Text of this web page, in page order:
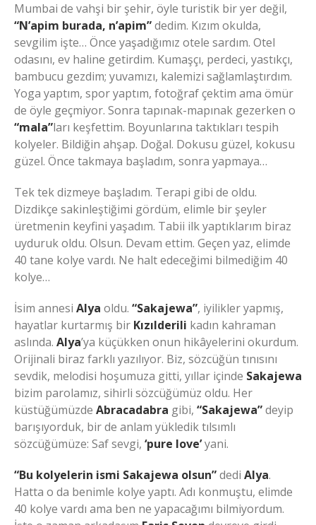
Mumbai de vahşi bir şehir, öyle turistik bir yer değil,
“N’apim burada, n’apim”dedim. Kızım okulda,
sevgilim işte… Önce yaşadığımız otele sardım. Otel
odasını, ev haline getirdim. Kumaşçı, perdeci, yastıkçı,
bambucu gezdim; yuvamızı, kalemizi sağlamlaştırdım.
Yoga yaptım, spor yaptım, fotoğraf çektim ama ömür
de öyle geçmiyor. Sonra tapınak-mapınak gezerken o
“mala”ları keşfettim. Boyunlarına taktıkları tespih
kolyeler. Bildiğin ahşap. Doğal. Dokusu güzel, kokusu
güzel. Önce takmaya başladım, sonra yapmaya…
Tek tek dizmeye başladım. Terapi gibi de oldu.
Dizdikçe sakinleştiğimi gördüm, elimle bir şeyler
üretmenin keyfini yaşadım. Tabii ilk yaptıklarım biraz
uyduruk oldu. Olsun. Devam ettim. Geçen yaz, elimde
40 tane kolye vardı. Ne halt edeceğimi bilmediğim 40
kolye…
İsim annesi Alya oldu. “Sakajewa”, iyilikler yapmış,
hayatlar kurtarmış bir Kızılderili kadın kahraman
aslında. Alya’ya küçükken onun hikâyelerini okurdum.
Orijinali biraz farklı yazılıyor. Biz, sözcüğün tınısını
sevdik, melodisi hoşumuza gitti, yıllar içinde Sakajewa
bizim parolamız, sihirli sözcüğümüz oldu. Her
küstüğümüzde Abracadabra gibi, “Sakajewa”deyip
barışıyorduk, bir de anlam yükledik tılsımlı
sözcüğümüze: Saf sevgi, ‘pure love’yani.
“Bu kolyelerin ismi Sakajewa olsun”dedi Alya.
Hatta o da benimle kolye yaptı. Adı konmuştu, elimde
40 kolye vardı ama ben ne yapacağımı bilmiyordum.